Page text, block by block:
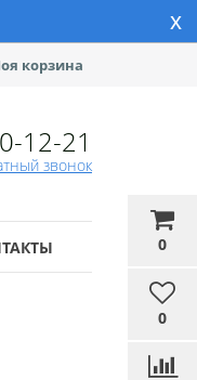
x
0
0
корзина
12-21
звонок